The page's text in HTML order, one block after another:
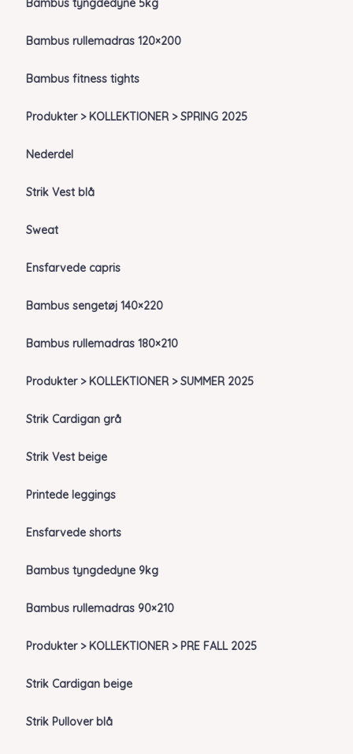
Bambus tyngdedyne 5kg
Bambus rullemadras 120×200
Bambus fitness tights
Produkter > KOLLEKTIONER > SPRING 2025
Nederdel
Strik Vest blå
Sweat
Ensfarvede capris
Bambus sengetøj 140×220
Bambus rullemadras 180×210
Produkter > KOLLEKTIONER > SUMMER 2025
Strik Cardigan grå
Strik Vest beige
Printede leggings
Ensfarvede shorts
Bambus tyngdedyne 9kg
Bambus rullemadras 90×210
Produkter > KOLLEKTIONER > PRE FALL 2025
Strik Cardigan beige
Strik Pullover blå